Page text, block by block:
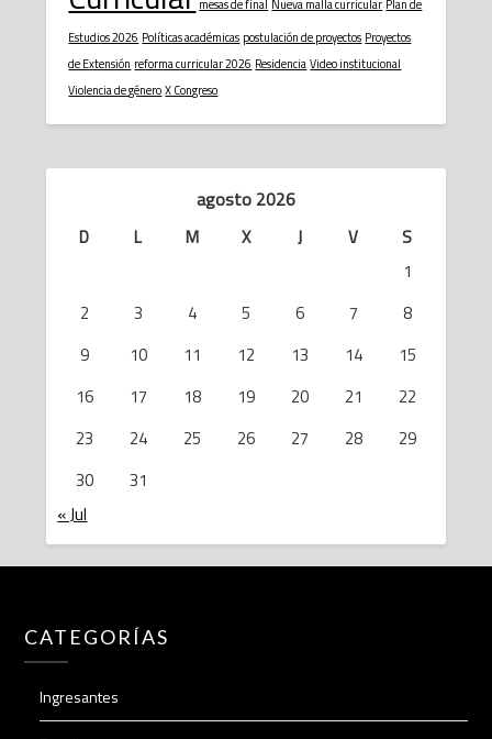
mesas de final Nueva malla curricular Plan de
Estudios 2026 Políticas académicas postulación de proyectos Proyectos
de Extensión reforma curricular 2026 Residencia Video institucional
Violencia de género X Congreso
agosto 2026
D L M X J V
S
1
2
3 4 5 6 7
8
9
10 11 12 13 14
15
16
17 18 19 20 21
22
23
24 25 26 27 28
29
30
31
« Jul
CATEGORÍAS
Ingresantes